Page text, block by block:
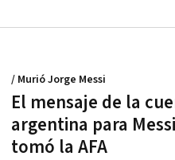
El mensaje de la
argentina para
tomó la AFA
/ Murió Jorge Messi